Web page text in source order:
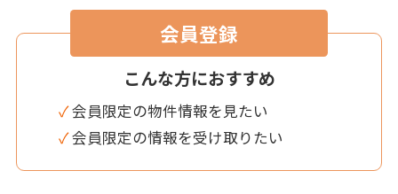
会員登録
こんな方におすすめ
✓ 会員限定の物件情報を見たい
✓ 会員限定の情報を受け取りたい